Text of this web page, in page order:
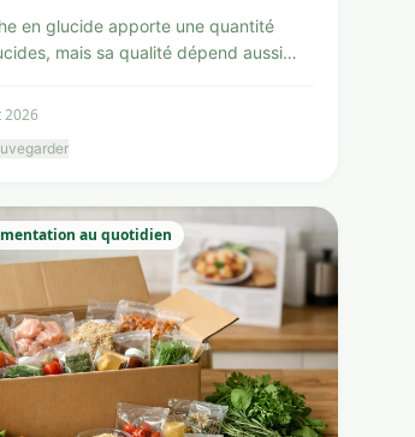
en glucide apporte une quantité
mais sa qualité dépend aussi
2026
au quotidien